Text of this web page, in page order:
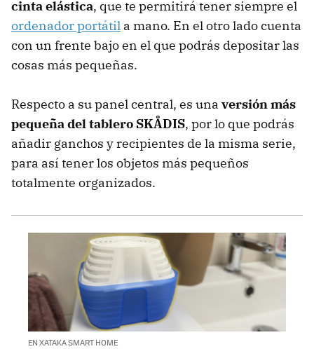
cinta elástica, que te permitirá tener siempre el
ordenador portátil a mano. En el otro lado cuenta
con un frente bajo en el que podrás depositar las
cosas más pequeñas.
Respecto a su panel central, es una versión más
pequeña del tablero SKÅDIS, por lo que podrás
añadir ganchos y recipientes de la misma serie,
para así tener los objetos más pequeños
totalmente organizados.
EN XATAKA SMART HOME